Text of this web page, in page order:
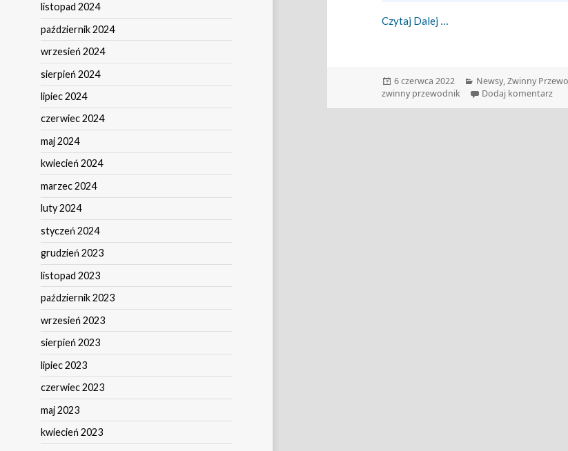
listopad 2024
październik 2024
wrzesień 2024
sierpień 2024
lipiec 2024
czerwiec 2024
maj 2024
kwiecień 2024
marzec 2024
luty 2024
styczeń 2024
grudzień 2023
listopad 2023
październik 2023
wrzesień 2023
sierpień 2023
lipiec 2023
czerwiec 2023
maj 2023
kwiecień 2023
Czytaj Dalej
Data
publikacji
6 czerwca 2022 Kategorie
Newsy,Zwinny
zwinny przewodnik
Dodaj komentarzdo